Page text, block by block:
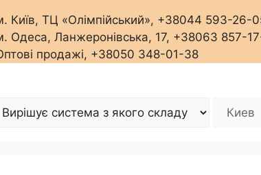
Київ, ТЦ «Олімпійський», +38044 593-26-
Одеса, Ланжеронівська, 17, +38063 857-
продажі, +38050 348-01-38